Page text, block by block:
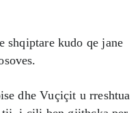
shqiptare kudo qe jane
dhe Vuçiçit u rreshtua